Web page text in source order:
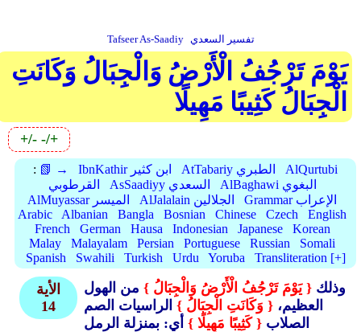
Tafseer As-Saadiy تفسير السعدي
يَوْمَ تَرْجُفُ الْأَرْضُ وَالْجِبَالُ وَكَانَتِ
الْجِبَالُ كَثِيبًا مَهِيلًا
+/- -/+
: 📗 → IbnKathir ابن كثير AtTabariy الطبري
AlQurtubi
القرطوبي
AsSaadiyy السعدي
AlBaghawi البغوي
AlMuyassar الميسر
AlJalalain الجلالين
Grammar الإعراب
Arabic
Albanian Bangla Bosnian Chinese Czech
English
French
German Hausa Indonesian Japanese
Korean
Malay
Malayalam Persian Portuguese Russian
Somali
Spanish
Swahili Turkish Urdu Yoruba Transliteration [+]
الأية
14
وذلك { يَوْمَ تَرْجُفُ الْأَرْضُ وَالْجِبَالُ } من الهول
العظيم، { وَكَانَتِ الْجِبَالُ } الراسيات الصم
الصلاب { كَثِيبًا مَهِيلًا } أي: بمنزلة الرمل